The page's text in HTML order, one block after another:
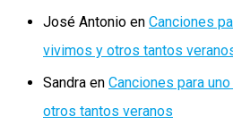
José Antonio en Canciones
vivimos y otros tantos
Sandra en Canciones para
otros tantos veranos